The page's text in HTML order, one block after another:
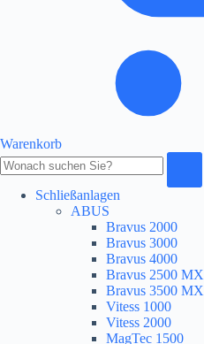
Warenkorb
Produkte
durchsuchen
Schließanlagen
ABUS
Bravus 2000
Bravus 3000
Bravus 4000
Bravus 2500 MX
Bravus 3500 MX
Vitess 1000
Vitess 2000
MagTec 1500